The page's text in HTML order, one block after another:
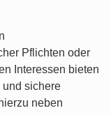
Pflichten oder
Interessen bieten
und sichere
neben